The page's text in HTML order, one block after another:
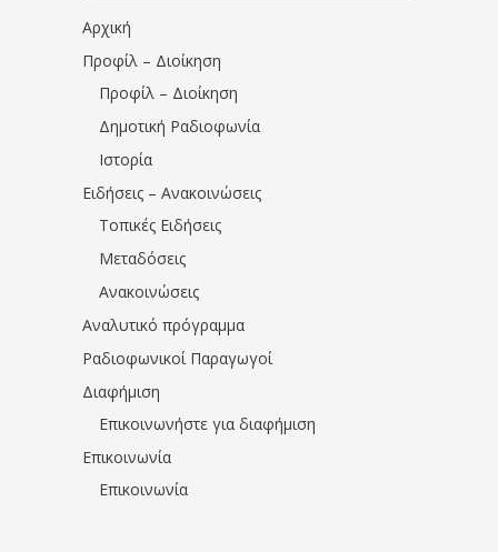
Αρχική
Προφίλ – Διοίκηση
Προφίλ – Διοίκηση
Δημοτική Ραδιοφωνία
Ιστορία
Ειδήσεις – Ανακοινώσεις
Τοπικές Ειδήσεις
Μεταδόσεις
Ανακοινώσεις
Αναλυτικό πρόγραμμα
Ραδιοφωνικοί Παραγωγοί
Διαφήμιση
Επικοινωνήστε για διαφήμιση
Επικοινωνία
Επικοινωνία